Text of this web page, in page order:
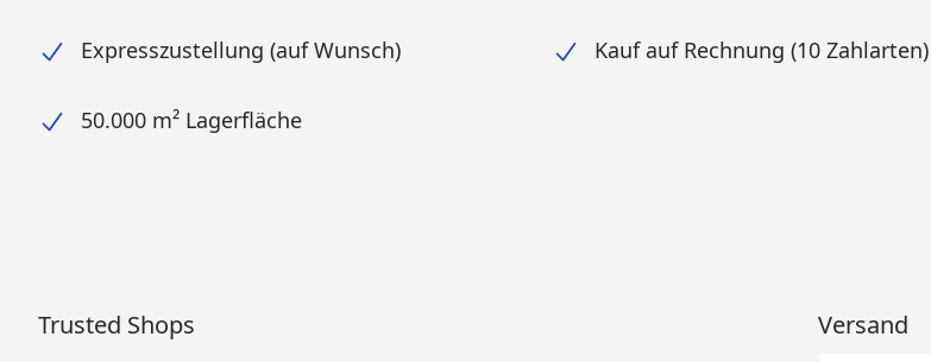
Expresszustellung (auf Wunsch) Kauf auf Rechnung (10 Zahlarten)
50.000 m² Lagerfläche
Trusted Shops Versand